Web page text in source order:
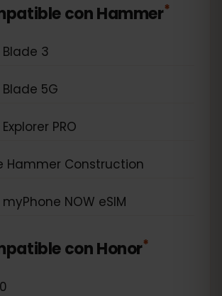
conHammer*
3
5G
PRO
Hammer Construction
NOW eSIM
conHonor*